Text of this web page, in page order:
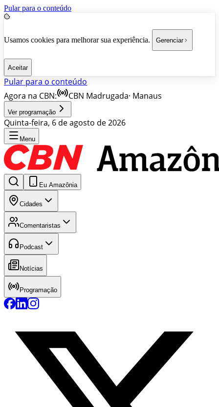
Pular para o conteúdo
Usamos cookies para melhorar sua experiência. Gerenciar
Aceitar
Pular para o conteúdo
Agora na CBN:
CBN Madrugada· Manaus
Ver programação
Quinta-feira, 6 de agosto de 2026
Menu
Eu Amazônia
Cidades
Comentaristas
Podcast
Notícias
Programação